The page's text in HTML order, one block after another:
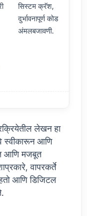
सिस्टम क्रॅश,
दुर्भावनापूर्ण कोड
अंमलबजावणी.
लेखन हा
स्वीकारून आणि
आणि मजबूत
वापरकर्ते
आणि डिजिटल